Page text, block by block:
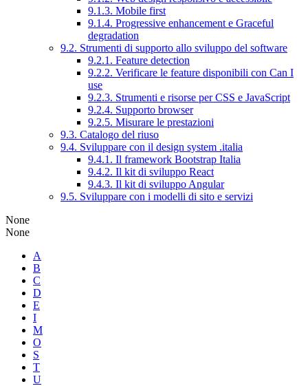
9.1.3. Mobile first
9.1.4. Progressive enhancement e Graceful
degradation
9.2. Strumenti di supporto allo sviluppo del software
9.2.1. Feature detection
9.2.2. Verificare le feature disponibili con Can I
use
9.2.3. Strumenti e risorse per CSS e JavaScript
9.2.4. Supporto browser
9.2.5. Misurare le prestazioni
9.3. Catalogo del riuso
9.4. Sviluppare con il design system .italia
9.4.1. Il framework Bootstrap Italia
9.4.2. Il kit di sviluppo React
9.4.3. Il kit di sviluppo Angular
9.5. Sviluppare con i modelli di sito e servizi
None
None
A
B
C
D
E
I
M
O
S
T
U